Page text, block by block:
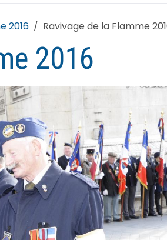
2016 Ravivage de la Flamme
2016